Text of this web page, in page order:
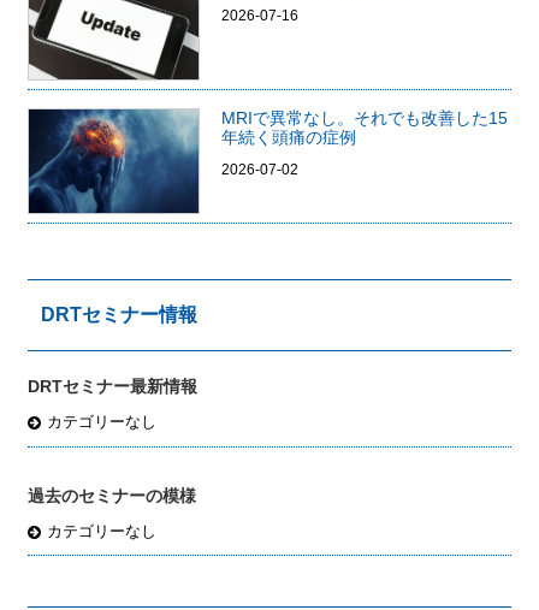
2026-07-16
MRIで異常なし。それでも改善した15
年続く頭痛の症例
2026-07-02
DRTセミナー情報
DRTセミナー最新情報
カテゴリーなし
過去のセミナーの模様
カテゴリーなし